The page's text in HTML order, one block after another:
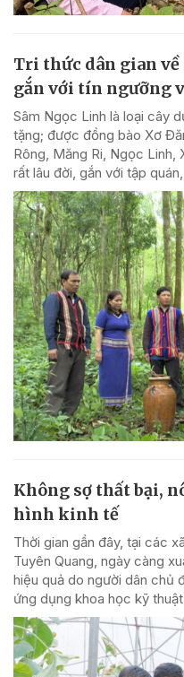
Tri thức dân gian về
gắn với tín ngưỡng
Sâm Ngọc Linh là loại cây
tặng; được đồng bào Xơ
Rông, Măng Ri, Ngọc Linh,
rất lâu đời, gắn với tập
Không sợ thất bại,
hình kinh tế
Thời gian gần đây, tại các
Tuyên Quang, ngày càng
hiệu quả do người dân chủ
ứng dụng khoa học kỹ